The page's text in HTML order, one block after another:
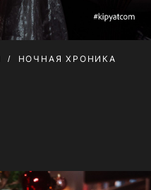
НОЧНАЯ ХРОНИКА